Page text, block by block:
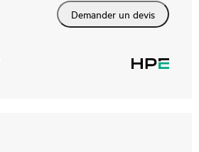
Demander un devis